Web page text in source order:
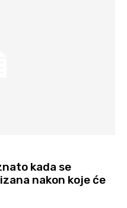
kada se
nakon koje će